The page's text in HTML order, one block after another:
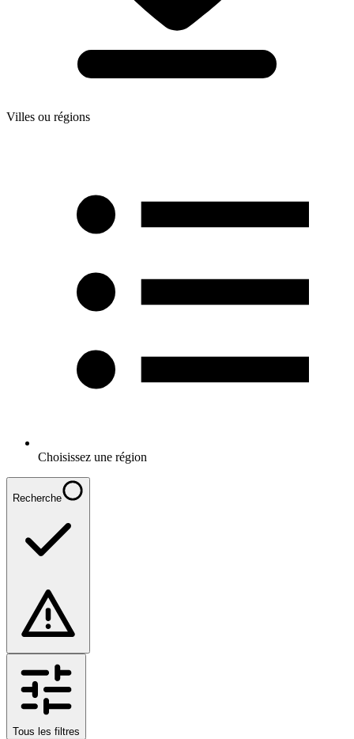
Villes ou régions
Choisissez une région
Recherche
Tous les filtres